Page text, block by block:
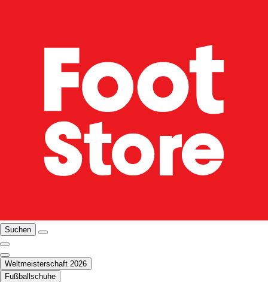
Suchen
Weltmeisterschaft 2026
Fußballschuhe